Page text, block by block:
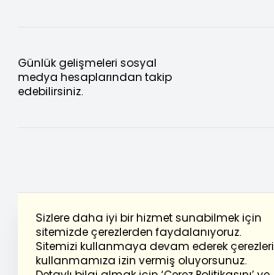
Sizlere daha iyi bir hizmet sunabilmek için
sitemizde çerezlerden faydalanıyoruz.
Sitemizi kullanmaya devam ederek çerezleri
kullanmamıza izin vermiş oluyorsunuz.
Günlük gelişmeleri sosyal
medya hesaplarından takip
edebilirsiniz.
Powered by Translate